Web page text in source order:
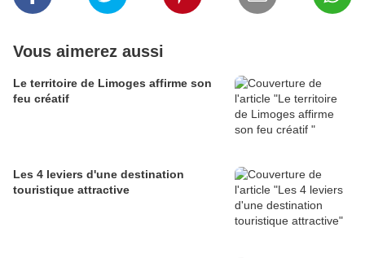
Vous aimerez aussi
Le territoire de Limoges affirme son
feu créatif
Les 4 leviers d'une destination
touristique attractive